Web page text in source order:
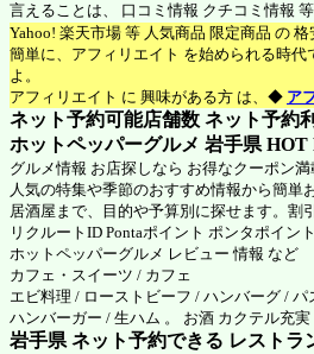
言えることは、 口コミ情報 クチコミ情報
Yahoo! 楽天市場 等 人気商品 限定商品 の
簡単に、アフィリエイト を始められる時
よ。
アフィリエイト に 興味がある方 は、◆ ア
ネット予約可能店舗数 ネット予約
ホットペッパーグルメ 岩手県 HOT
グルメ情報 お店探しなら お得なクーポン
人気の特集や季節のおすすめ情報から簡単
居酒屋まで、目的や予算別に探せます。割
リクルートID Pontaポイント ポンタポイン
ホットペッパーグルメ レビュー 情報 など
カフェ・スイーツ / カフェ
エビ料理 / ローストビーフ / ハンバーグ /
ハンバーガー / 生ハム 。 お酒 カクテル充実
岩手県 ネット予約できる レストラ